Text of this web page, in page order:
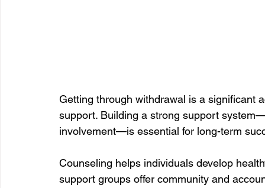
Getting through withdrawal is a significant
support. Building a strong support
involvement—is essential for long-term
Counseling helps individuals develop
support groups offer community and